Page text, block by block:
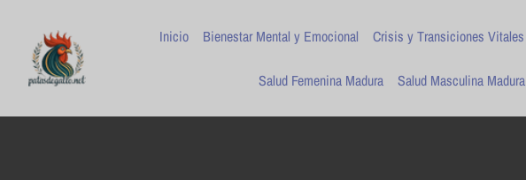
Inicio Bienestar Mental y Emocional Crisis y Transiciones Vitales
Salud Femenina Madura Salud Masculina Madura